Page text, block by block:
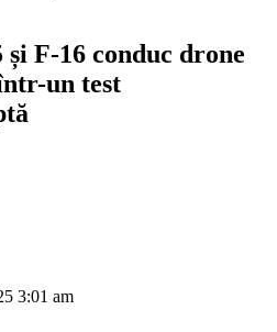
F-16 conduc drone
un test
3:01 am